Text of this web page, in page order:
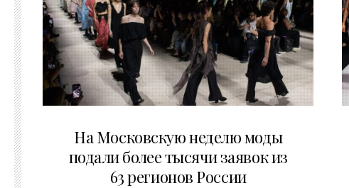
На Московскую неделю моды
подали более тысячи заявок из
63 регионов России